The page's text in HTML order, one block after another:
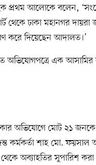
প্রথম আলোকে বলেন,
থেকে ঢাকা মহানগর
করে দিয়েছেন আদালত।’
অভিযোগপত্রে এক আসামির
অভিযোগে মোট ২১
কর্মকর্তা শাহ মো.
অব্যাহতির সুপারিশ করা